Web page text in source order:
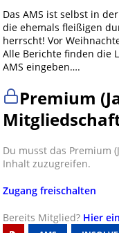
Das AMS ist selbst in
die ehemals fleißigen
herrscht! Vor
Alle Berichte finden die
AMS eingeben….
Premium
Du musst das Premium
Inhalt zuzugreifen.
Zugang freischalten
Bereits Mitglied? Hier